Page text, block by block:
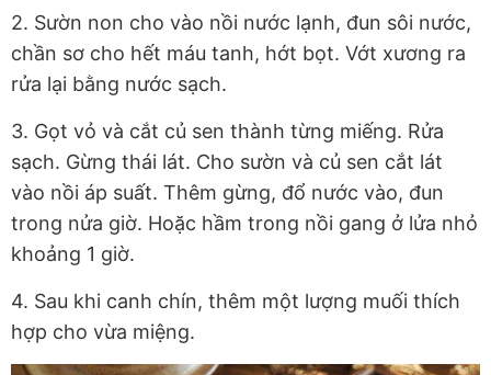
2. Sườn non cho vào nồi nước lạnh, đun sôi nước,
chần sơ cho hết máu tanh, hớt bọt. Vớt xương ra
rửa lại bằng nước sạch.
3. Gọt vỏ và cắt củ sen thành từng miếng. Rửa
sạch. Gừng thái lát. Cho sườn và củ sen cắt lát
vào nồi áp suất. Thêm gừng, đổ nước vào, đun
trong nửa giờ. Hoặc hầm trong nồi gang ở lửa nhỏ
khoảng 1 giờ.
4. Sau khi canh chín, thêm một lượng muối thích
hợp cho vừa miệng.